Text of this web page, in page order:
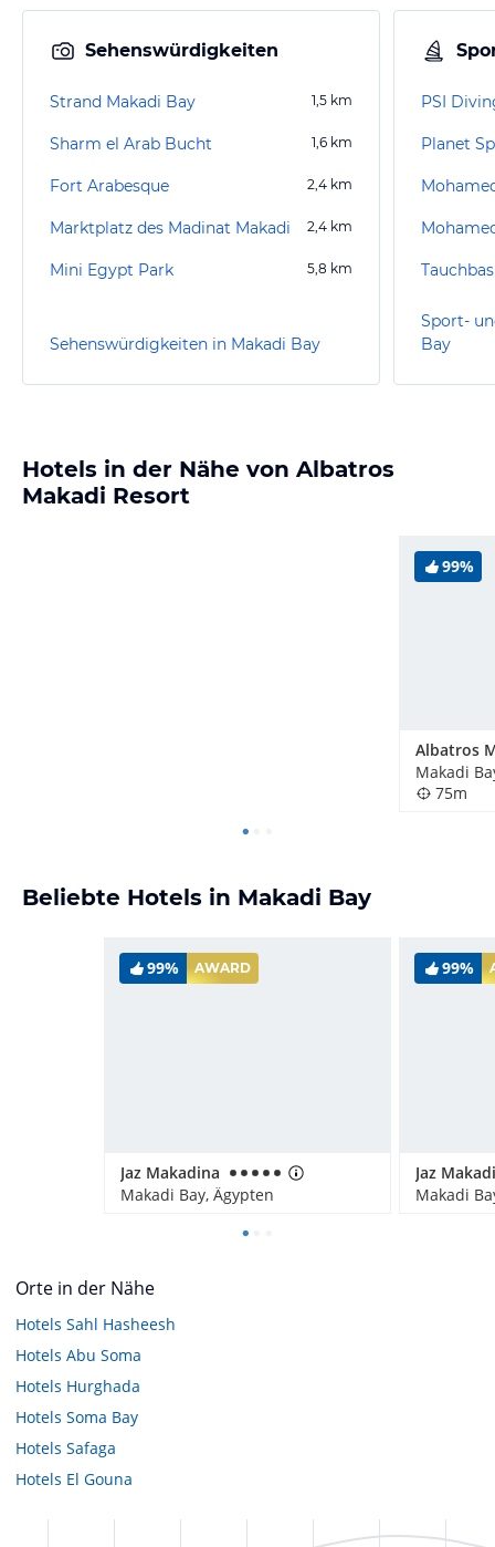
Sehenswürdigkeiten
Strand Makadi Bay 1,5 km
Sharm el Arab Bucht 1,6 km
Fort Arabesque 2,4 km
Marktplatz des Madinat Makadi 2,4 km
Mini Egypt Park 5,8 km
Sehenswürdigkeiten in Makadi Bay
PSI
Sport-
Bay
Hotels in der Nähe von Albatros
Makadi Resort
99%
Makadi
75m
Beliebte Hotels in Makadi Bay
99% AWARD
Jaz Makadina
Makadi Bay, Ägypten
99%
Makadi
Orte in der Nähe
Hotels Sahl Hasheesh
Hotels Abu Soma
Hotels Hurghada
Hotels Soma Bay
Hotels Safaga
Hotels El Gouna